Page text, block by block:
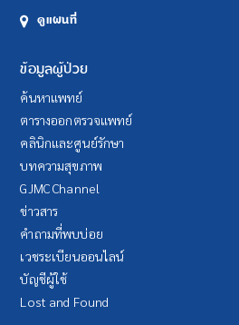
ดูแผนที่
ข้อมูลผู้ป่วย
ค้นหาแพทย์
ตารางออกตรวจแพทย์
คลินิกและศูนย์รักษา
บทความสุขภาพ
GJMC Channel
ข่าวสาร
คำถามที่พบบ่อย
เวชระเบียนออนไลน์
บัญชีผู้ใช้
Lost and Found